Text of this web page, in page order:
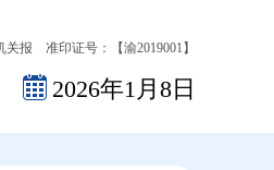
关报 准印证号：【渝2019001】
2026年1月8日